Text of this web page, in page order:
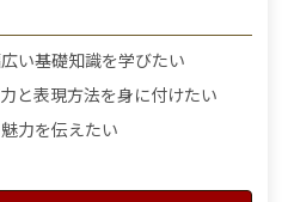
い基礎知識を学びたい
と表現方法を身に付けたい
力を伝えたい